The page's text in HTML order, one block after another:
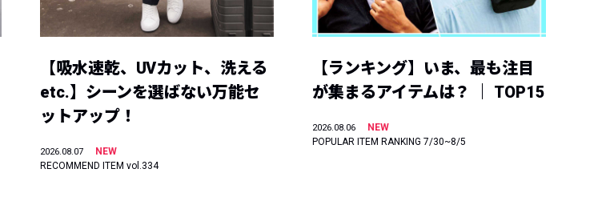
【吸水速乾、UVカット、洗える
etc.】シーンを選ばない万能セ
ットアップ！
2026.08.07
NEW
RECOMMEND ITEM vol.334
【ランキング】いま、最も注目
が集まるアイテムは？ ｜ TOP15
2026.08.06
NEW
POPULAR ITEM RANKING 7/30~8/5